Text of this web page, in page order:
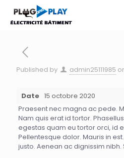
Published by admin25111985
Date 15 octobre 2020
Praesent nec magna ac pede.
Nam quis erat id tortor.
egestas quam eu tortor orci, id
Pellentesque dolor. Mauris in
justo. Aenean ac dignissim